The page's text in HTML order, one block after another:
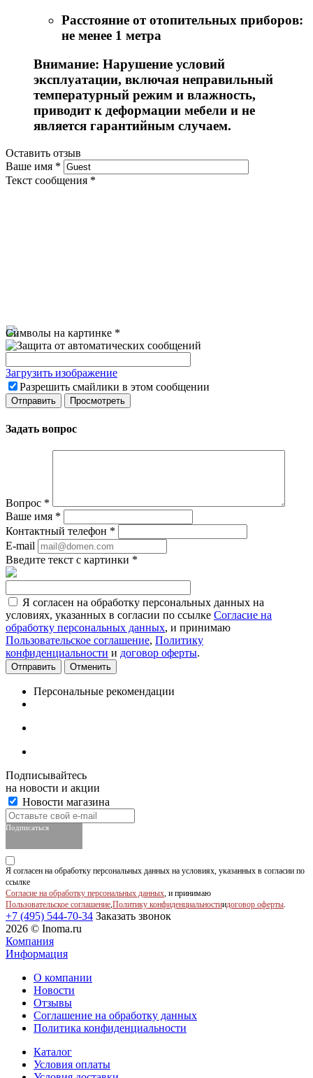
Расстояние от отопительных приборов:
не менее 1 метра
Внимание: Нарушение условий
эксплуатации, включая неправильный
температурный режим и влажность,
приводит к деформации мебели и не
является гарантийным случаем.
Оставить отзыв
Ваше имя *
Текст сообщения *
Символы на картинке *
Загрузить изображение
Разрешить смайлики в этом сообщении
Задать вопрос
Вопрос *
Ваше имя *
Контактный телефон *
E-mail
Введите текст с картинки *
Я согласен на обработку персональных данных на
условиях, указанных в согласии по ссылке Согласие на
обработку персональных данных, и принимаю
Пользовательское соглашение, Политику
конфиденциальности и договор оферты.
Отменить
Персональные рекомендации
Подписывайтесь
на новости и акции
Новости магазина
Подписаться
Я согласен на обработку персональных данных на условиях, указанных в согласии по
ссылке
Согласие на обработку персональных данных, и принимаю
Пользовательское соглашение,Политику конфиденциальностиидоговор оферты.
+7 (495) 544-70-34 Заказать звонок
2026 © Inoma.ru
Компания
Информация
О компании
Новости
Отзывы
Соглашение на обработку данных
Политика конфиденциальности
Каталог
Условия оплаты